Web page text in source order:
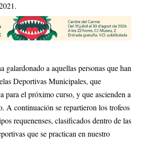
galardonado a aquellas personas que han
Deportivas Municipales, que
para el próximo curso, y que ascienden a
A continuación se repartieron los trofeos
requenenses, clasificados dentro de las
que se practican en nuestro